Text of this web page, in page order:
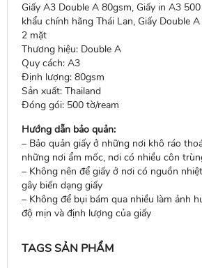
Giấy A3 Double A 80gsm, Giấy in A3
khẩu chính hãng Thái Lan, Giấy Double
2 mặt
Thương hiệu: Double A
Quy cách: A3
Định lượng: 80gsm
Sản xuất: Thailand
Đóng gói: 500 tờ/ream
Hướng dẫn bảo quản:
– Bảo quản giấy ở những nơi khô ráo
những nơi ẩm mốc, nơi có nhiều côn
– Không nên để giấy ở nơi có nguồn
gây biến dạng giấy
– Không để bụi bám qua nhiều làm ảnh
độ mịn và định lượng của giấy
TAGS SẢN PHẨM